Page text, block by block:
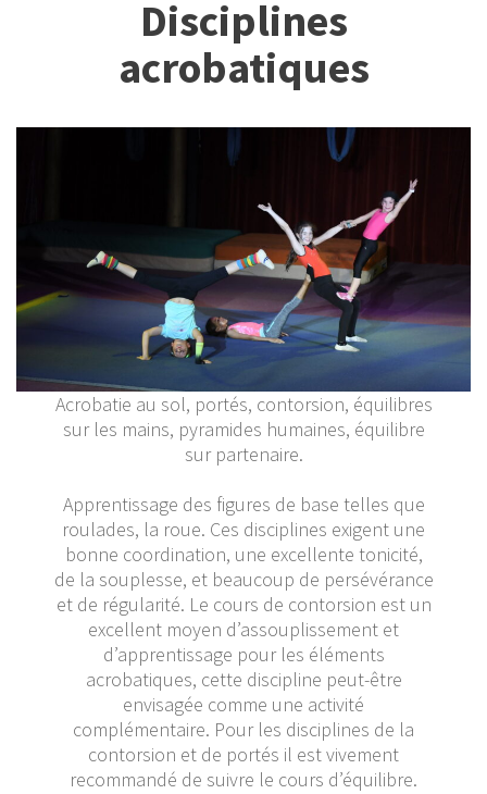
Disciplines
acrobatiques
Acrobatie au sol, portés, contorsion, équilibres
sur les mains, pyramides humaines, équilibre
sur partenaire.
Apprentissage des figures de base telles que
roulades, la roue. Ces disciplines exigent une
bonne coordination, une excellente tonicité,
de la souplesse, et beaucoup de persévérance
et de régularité. Le cours de contorsion est un
excellent moyen d’assouplissement et
d’apprentissage pour les éléments
acrobatiques, cette discipline peut-être
envisagée comme une activité
complémentaire. Pour les disciplines de la
contorsion et de portés il est vivement
recommandé de suivre le cours d’équilibre.